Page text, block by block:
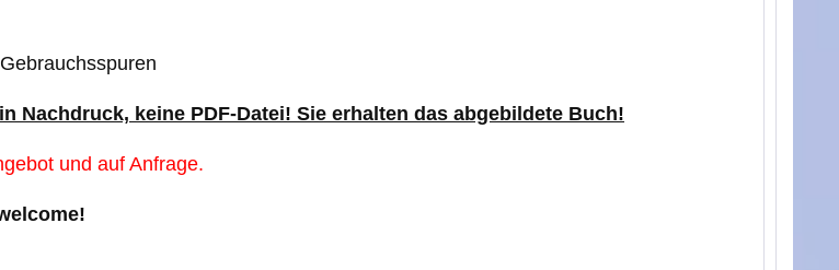
Nachdruck, keine PDF-Datei! Sie erhalten das abgebildete Buch!
und auf Anfrage.